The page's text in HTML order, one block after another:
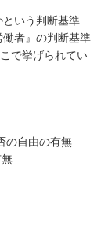
いう判断基準
者』の判断基準
で挙げられてい
の自由の有無